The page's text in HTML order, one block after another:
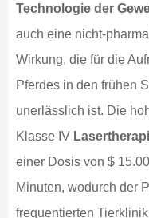
Technologie der
auch eine nicht-
Wirkung, die für die
Pferdes in den frühen
unerlässlich ist. Die
Klasse IV
einer Dosis von $
Minuten, wodurch der
frequentierten